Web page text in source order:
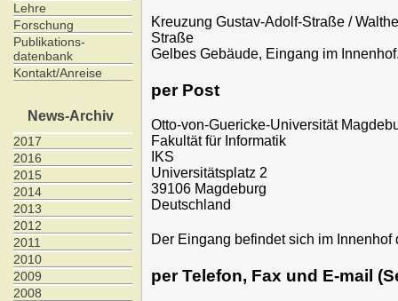
Lehre
Forschung
Publikations-
datenbank
Kontakt/Anreise
News-Archiv
2017
2016
2015
2014
2013
2012
2011
2010
2009
2008
Kreuzung Gustav-Adolf-Straße /
Straße
Gelbes Gebäude, Eingang im
per Post
Otto-von-Guericke-Universität
Fakultät für Informatik
IKS
Universitätsplatz 2
39106 Magdeburg
Deutschland
Der Eingang befindet sich im Innenhof
per Telefon, Fax und E-mail